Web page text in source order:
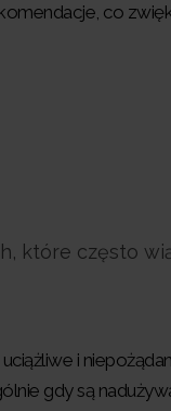
co
które często
i
gdy są